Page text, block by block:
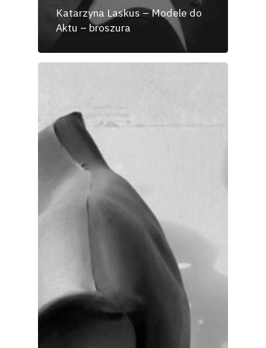
Katarzyna Laskus – Modele do
Aktu – broszura